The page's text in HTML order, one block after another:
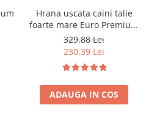
Hrana uscata caini talie
foarte mare Euro Premium
Giant Adult pui si orez 15
Kg
329,88 Lei
230,39 Lei
ADAUGA IN COS